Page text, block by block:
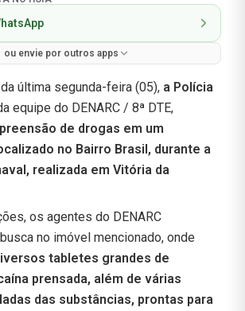
ou envie por outros apps
última segunda-feira (05), a Polícia
equipe do DENARC / 8ª DTE,
de drogas em um
no Bairro Brasil, durante a
realizada em Vitória da
os agentes do DENARC
no imóvel mencionado, onde
tabletes grandes de
prensada, além de várias
das substâncias, prontas para